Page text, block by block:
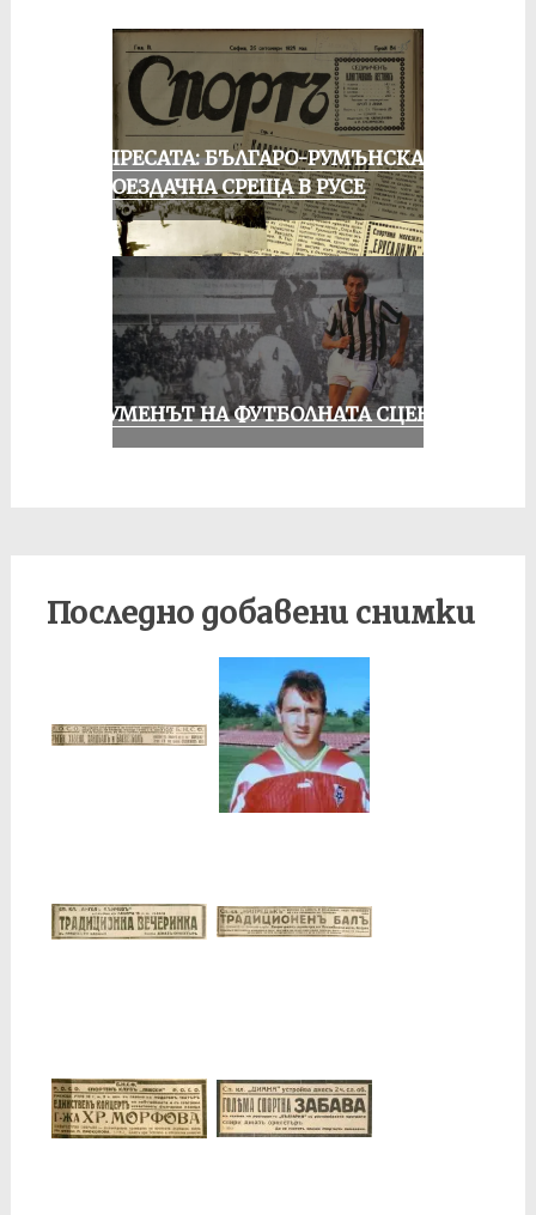
ОТ ПРЕСАТА: БЪЛГАРО-РУМЪНСКА
КОЛОЕЗДАЧНА СРЕЩА В РУСЕ
ШОУМЕНЪТ НА ФУТБОЛНАТА СЦЕНА
Последно добавени снимки